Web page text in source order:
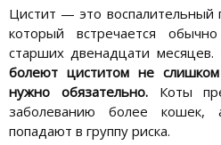
Цистит — это воспалительный
который встречается
старших двенадцати месяцев.
болеют циститом не
нужно обязательно.Коты
заболеванию более кошек,
попадают в группу риска.